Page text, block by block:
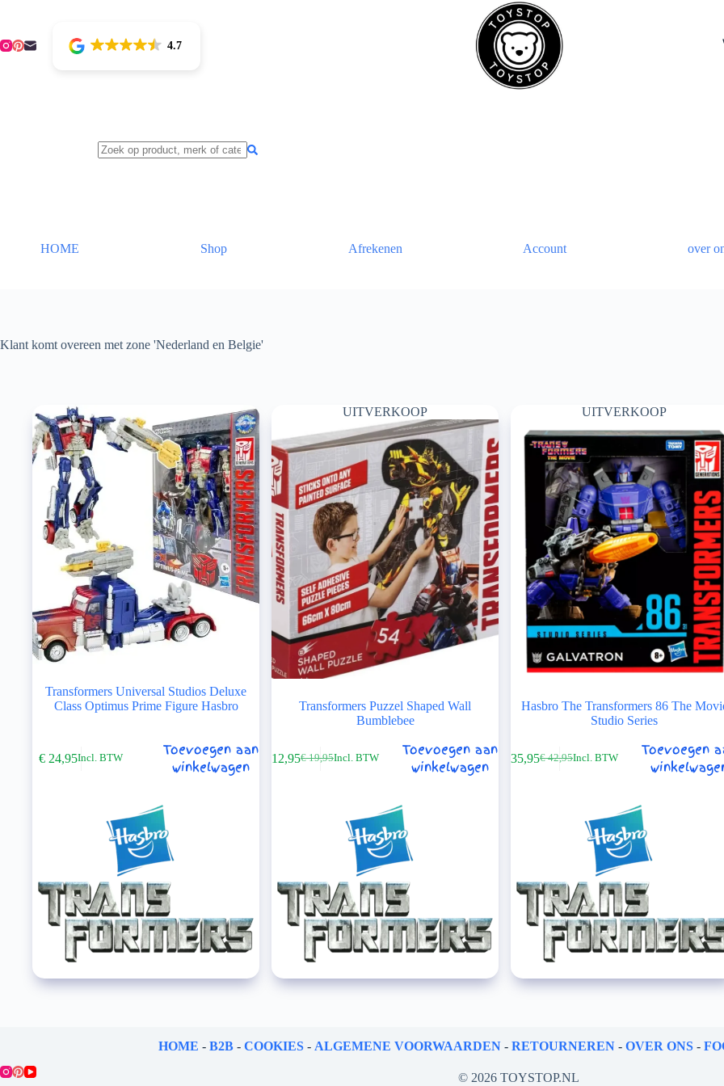
inhoud
4.7
HOME Shop Afrekenen Account over
Klant komt overeen met zone 'Nederland en Belgie'
Transformers Universal Studios Deluxe
Class Optimus Prime Figure Hasbro
€ 24,95Incl. BTW
Toevoegen aan
winkelwagen
UITVERKOOP
Transformers Puzzel Shaped Wall
Bumblebee
€19,95
Oorspronkelijke
12,95HuidigeIncl. BTW
Toevoegen aan
winkelwagen
UITVERKOOP
Hasbro The Transformers 86 The
Studio Series
€42,95
Oorspronkelijke
35,95HuidigeIncl. BTW
Toevoegen
HOME -B2B -COOKIES - ALGEMENE VOORWAARDEN -RETOURNEREN -OVER ONS -
© 2026 TOYSTOP.NL